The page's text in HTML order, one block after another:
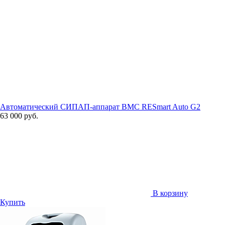
Автоматический СИПАП-аппарат BMC RESmart Auto G2
63 000 руб.
В корзину
Купить